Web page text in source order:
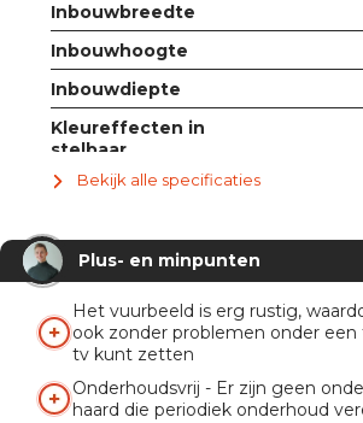
Plus- en minpunten
Het vuurbeeld is erg rustig,
ook zonder problemen onder een
tv kunt zetten
Onderhoudsvrij - Er zijn geen
haard die periodiek onderhoud
Inbouwbreedte
Inbouwhoogte
Inbouwdiepte
Kleureffecten in
stelbaar
Met ruit
Knispermodule
Afstandsbediening
App
Bekijk alle specificaties